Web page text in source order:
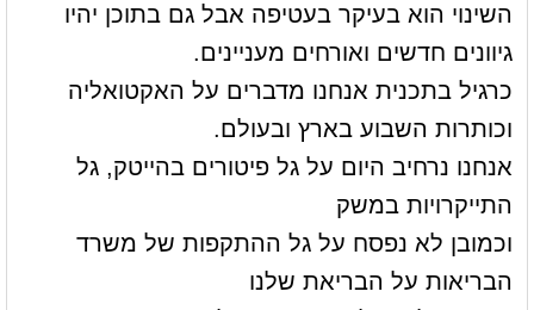
השינוי הוא בעיקר בעטיפה אבל גם בתוכן יהיו
גיוונים חדשים ואורחים מעניינים.
כרגיל בתכנית אנחנו מדברים על האקטואליה
וכותרות השבוע בארץ ובעולם.
אנחנו נרחיב היום על גל פיטורים בהייטק, גל
התייקרויות במשק
וכמובן לא נפסח על גל ההתקפות של משרד
הבריאות על הבריאת שלנו